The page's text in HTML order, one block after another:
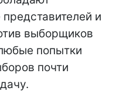
и
выборщиков
попытки
почти